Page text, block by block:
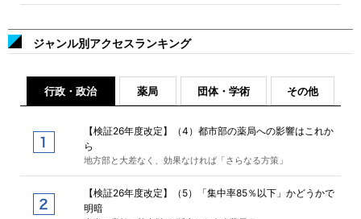
ジャンル別アクセスランキング
行政・政治 薬局 団体・学術 その他
【検証26年度改定】（4）都市部の薬局への影響はこれか
ら
地方部と大差なく、効果なければ「さらなる方策」
【検証26年度改定】（5）「集中率85％以下」かどうかで
明暗